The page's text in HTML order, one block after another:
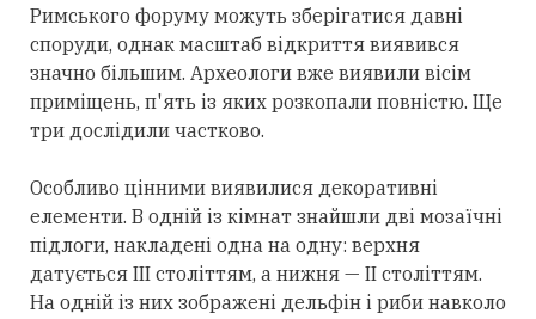
Римського форуму можуть зберігатися давні
споруди, однак масштаб відкриття виявився
значно більшим. Археологи вже виявили вісім
приміщень, п'ять із яких розкопали повністю. Ще
три дослідили частково.
Особливо цінними виявилися декоративні
елементи. В одній із кімнат знайшли дві мозаїчні
підлоги, накладені одна на одну: верхня
датується III століттям, а нижня — II століттям.
На одній із них зображені дельфін і риби навколо